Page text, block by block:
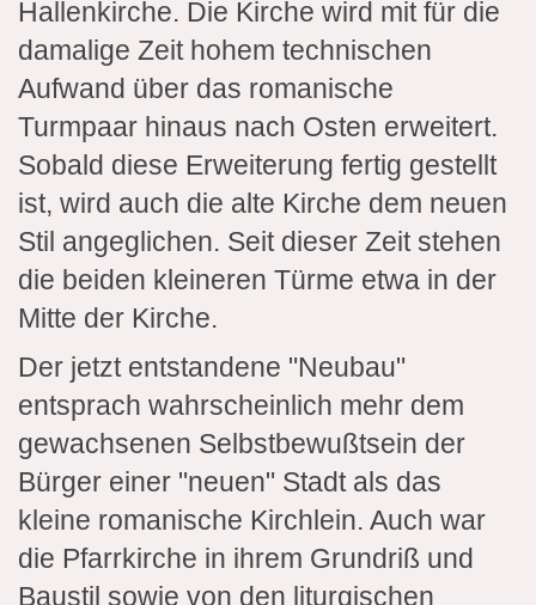
Hallenkirche. Die Kirche wird mit für die
damalige Zeit hohem technischen
Aufwand über das romanische
Turmpaar hinaus nach Osten erweitert.
Sobald diese Erweiterung fertig gestellt
ist, wird auch die alte Kirche dem neuen
Stil angeglichen. Seit dieser Zeit stehen
die beiden kleineren Türme etwa in der
Mitte der Kirche.
Der jetzt entstandene "Neubau"
entsprach wahrscheinlich mehr dem
gewachsenen Selbstbewußtsein der
Bürger einer "neuen" Stadt als das
kleine romanische Kirchlein. Auch war
die Pfarrkirche in ihrem Grundriß und
Baustil sowie von den liturgischen